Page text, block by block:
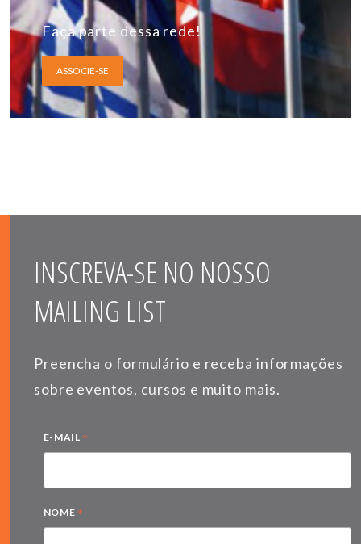
Faça parte dessa rede!
ASSOCIE-SE
INSCREVA-SE NO NOSSO
MAILING LIST
Preencha o formulário e receba informações
sobre eventos, cursos e muito mais.
E-MAIL *
NOME *